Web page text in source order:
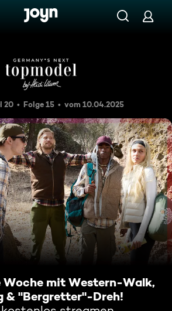
Actionreiche Woche mit
20 Folge 15 vom 10.04.2025
mit Western-Walk,
& "Bergretter"-Dreh!